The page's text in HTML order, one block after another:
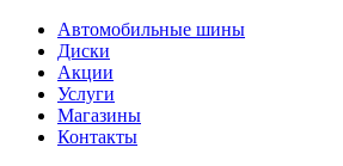
Автомобильные шины
Диски
Акции
Услуги
Магазины
Контакты